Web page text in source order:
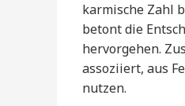
karmische Zahl
betont die
hervorgehen.
assoziiert, aus
nutzen.